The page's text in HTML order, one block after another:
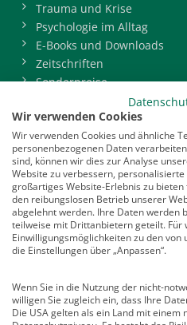
Trauma und Krise
Psychologie im Alltag
E-Books und Downloads
Zeitschriften
Sonderpreise
BDP-Mitgliederbereich
Service
Newsletter
Mediadaten
Infocenter
Veranstaltungen
Nachrichten
Abo kündigen
Vertrag widerrufen
Wir verwenden Cookies
Wir verwenden Cookies und ähnliche
personenbezogenen Daten
sind, können wir dies zur Analyse
Website zu verbessern,
großartiges Website-Erlebnis zu
den reibungslosen Betrieb unserer
abgelehnt werden. Ihre Daten werden
teilweise mit Drittanbietern geteilt. Für
Einwilligungsmöglichkeiten zu den von
die Einstellungen über „Anpassen“.
Wenn Sie in die Nutzung der nicht-
willigen Sie zugleich ein, dass Ihre
Die USA gelten als ein Land mit einem